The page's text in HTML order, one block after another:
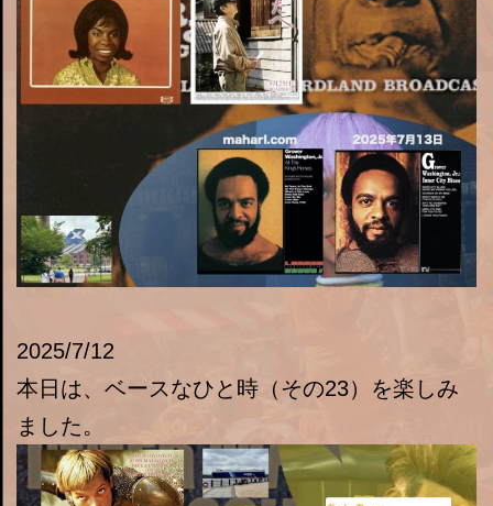
2025/7/12
本日は、ベースなひと時（その23）を楽しみ
ました。